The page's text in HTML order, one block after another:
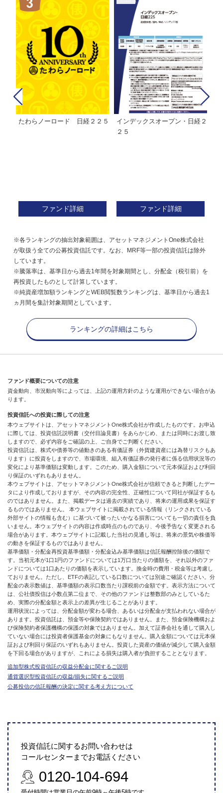
たわらノーロード 日経２２５
ファンド詳細
インデックスオープン・日経２
２５
ファンド詳細
※各ランキングの抽出対象範囲は、アセットマネジメントOne株式会社
が取扱う全ての公募投資信託です。なお、MRF等一部の投資信託は除外
しています。
※騰落率は、基準日から過去1年間を対象期間とし、分配金（税引前）を
再投資したものとして計算しています。
※純資産増加額ランキングとWEB閲覧数ランキングは、基準日から過去1
ヵ月間を集計対象期間としています。
ランキングの詳細はこちら
ファンド概要についての注意
資金動向、市況動向等によっては、上記の運用方針のような運用ができない場合があ
ります。
投資信託への投資に際しての注意
本ウェブサイトは、アセットマネジメントOne株式会社が作成したものです。お申込
に際しては、投資信託説明書（交付目論見書）をあらかじめ、または同時にお渡し致
しますので、必ず内容をご確認の上、ご自身でご判断ください。
投資信託は、株式や債券等の値動きのある有価証券（外貨建資産には為替リスクもあ
ります）に投資をしますので、市場環境、組入有価証券の発行者に係る信用状況等の
変化により基準価額は変動します。このため、購入金額について元本保証および利回
り保証のいずれもありません。
本ウェブサイトは、アセットマネジメントOne株式会社が信頼できると判断したデー
タにより作成しておりますが、その内容の完全性、正確性について同社が保証するも
のではありません。また、掲載データは過去の実績であり、将来の運用成果を保証す
るものではありません。 本ウェブサイトに掲載されている情報（リンクされている
外部サイトの情報も含む）に基づいて被ったいかなる損害についても一切の責任を負
いません。本ウェブサイトの内容は作成時点のものであり、今後予告なく変更される
場合があります。本ウェブサイトに記載した当社の見通し等は、将来の景気や株価等
の動きを保証するものではありません。
基準価額・分配金再投資基準価額・分配金込み基準価額は信託報酬控除後の価額で
す。当初元本が1口1円のファンドについては1万口当たりの価額を、それ以外のファ
ンドについては1口あたりの価額を表示しています。換金時の費用・税金等は考慮し
ておりません。ただし、ETFの表記している口数については別途ご確認ください。分
配金の表示数値は、基準価額の表示口数当たり課税前の金額です。表示方法について
は、公社債投信は小数点第二位まで、その他のファンドは整数部のみとしているた
め、実際の分配金額と表示上の差異が生じることがあります。
運用状況によっては、分配金額が変わる場合、あるいは分配金が支払われない場合が
あります。投資信託は、預金等や保険契約ではありません。また、預金保険機構およ
び保険契約者保護機構の保護の対象ではありません。加えて証券会社を通して購入し
ていない場合には投資者保護基金の対象にもなりません。購入金額については元本保
証および利回り保証のいずれもありません。投資した資産の価値が減少して購入金額
を下回る場合がありますが、これによる損失は購入者が負担することとなります。
追加型株式投資信託の収益分配金に関するご説明
通貨選択型投資信託の収益/損失に関するご説明
公募投信の信託報酬の決定に関する考え方について
投資信託に関するお問い合わせは
コールセンターまでお電話ください
0120-104-694